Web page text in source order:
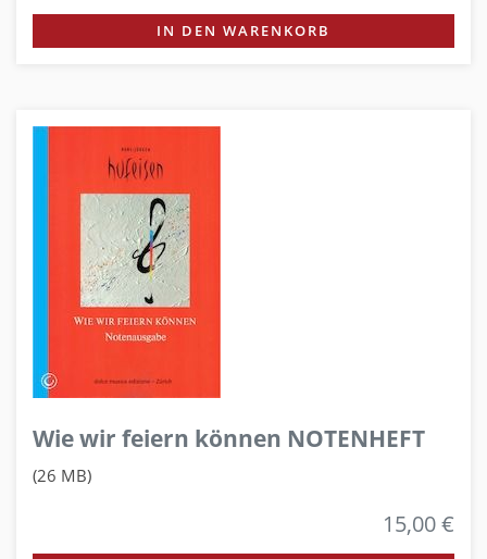
IN DEN WARENKORB
Wie wir feiern können NOTENHEFT
(26 MB)
15,00 €